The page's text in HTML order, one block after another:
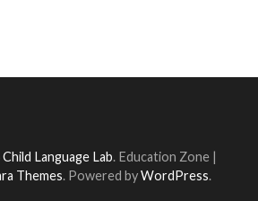
Child Language Lab. Education Zone |
Themes. Powered byWordPress.